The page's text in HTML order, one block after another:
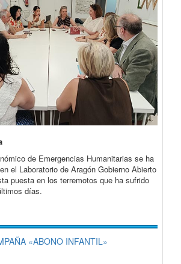
de Emergencias Humanitarias se ha
el Laboratorio de Aragón Gobierno Abierto
puesta en los terremotos que ha sufrido
días.
«ABONO INFANTIL»